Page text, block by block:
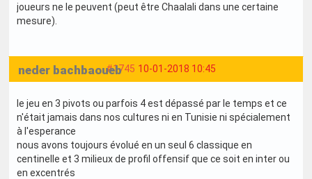
joueurs ne le peuvent (peut être Chaalali dans une certaine
mesure).
#1745 10-01-2018 10:45
neder bachbaoueb
le jeu en 3 pivots ou parfois 4 est dépassé par le temps et ce
n'était jamais dans nos cultures ni en Tunisie ni spécialement
à l'esperance
nous avons toujours évolué en un seul 6 classique en
centinelle et 3 milieux de profil offensif que ce soit en inter ou
en excentrés